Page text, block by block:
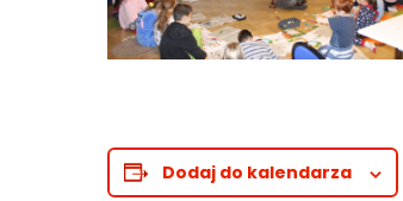
Dodaj do kalendarza
zainteresowania i
zachowania
strony, zwiększasz
szansę na